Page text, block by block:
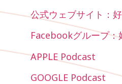
公式ウェブサイト：
Facebookグループ：
APPLE Podcast
GOOGLE Podcast